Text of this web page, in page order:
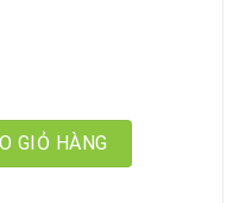
11230 số lượng
GIỎ HÀNG